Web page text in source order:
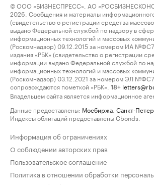
© ООО «БИЗНЕСПРЕСС», АО
2026. Сообщения и материалы информационного
(свидетельство о регистрации средства
выдано Федеральной службой по надзору в
информационных технологий и массовых
(Роскомнадзор) 09.12.2015 за номером ИА
издания «РБК» (свидетельство о регистрации
информации выдано Федеральной службой по
информационных технологий и массовых
(Роскомнадзор) 03.12.2021 за номером ЭЛ
сопровождаются пометкой «РБК».
18+
Владельцем сайта является информационное
Данные предоставлены: Мосбиржа Санкт-
Индексы облигаций предоставлены Cbonds.
Информация об ограничениях
О соблюдении авторских прав
Пользовательское соглашение
Политика в отношении обработки